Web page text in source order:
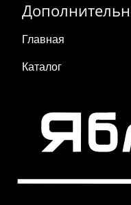
Главная
Каталог